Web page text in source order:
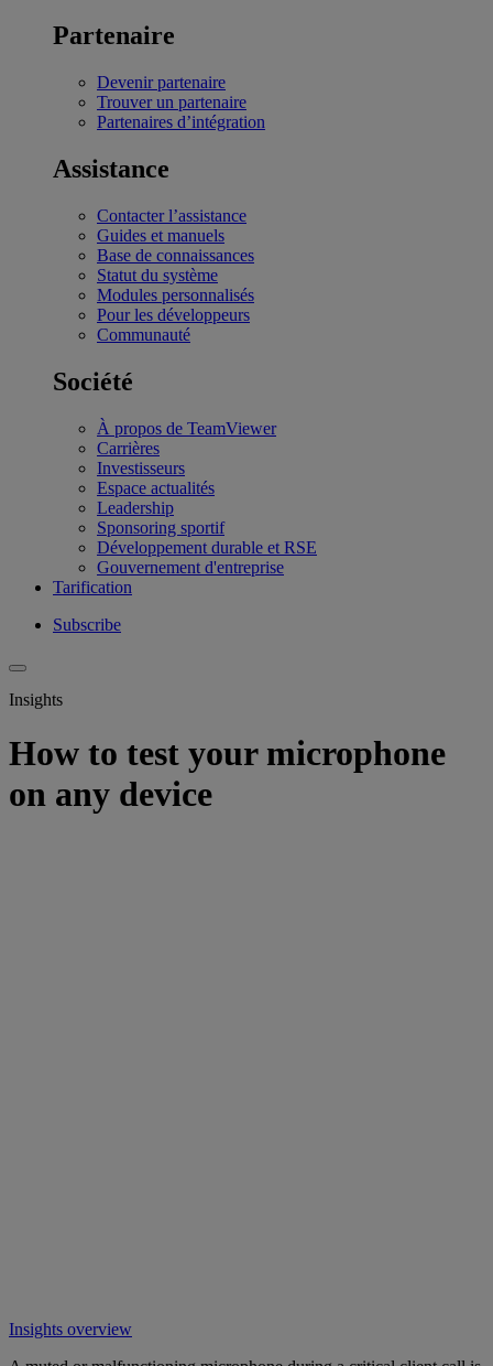
Partenaire
Devenir partenaire
Trouver un partenaire
Partenaires d’intégration
Assistance
Contacter l’assistance
Guides et manuels
Base de connaissances
Statut du système
Modules personnalisés
Pour les développeurs
Communauté
Société
À propos de TeamViewer
Carrières
Investisseurs
Espace actualités
Leadership
Sponsoring sportif
Développement durable et RSE
Gouvernement d'entreprise
Tarification
Subscribe
Insights
How to test your microphone
on any device
Insights overview